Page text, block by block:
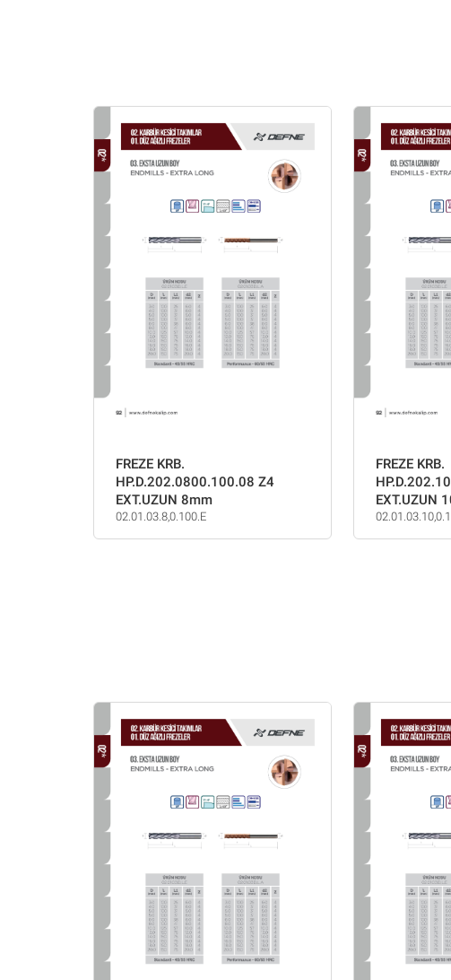
FREZE KRB.
HP.D.202.0800.100.08 Z4
EXT.UZUN 8mm
02.01.03.8,0.100.E
FREZE KRB.
EXT.UZUN